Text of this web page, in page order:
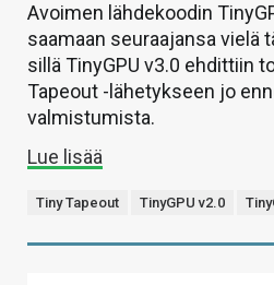
Avoimen lähdekoodin
saamaan seuraajansa vielä
sillä TinyGPU v3.0 ehdittiin
Tapeout -lähetykseen jo
valmistumista.
Lue lisää
Tiny Tapeout TinyGPU v2.0